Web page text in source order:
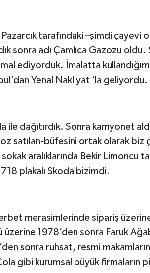
Pazarcık tarafındaki –şimdi
sonra adı Çamlıca Gazozu
ediyorduk. İmalatta
Yenal Nakliyat ‘la geliyordu.
ile dağıtırdık. Sonra kamyonet
satılan-büfesini ortak olarak biz
aralıklarında Bekir Limoncu
718 plakalı Skoda bizimdi.
merasimlerinde sipariş
üzerine 1978’den sonra Faruk
sonra ruhsat, resmi
gibi kurumsal büyük firmaların